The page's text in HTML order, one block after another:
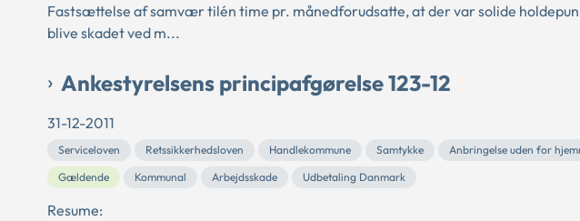
Fastsættelse af samvær tilén time pr. månedforudsatte, at der var solide
blive skadet ved m...
Ankestyrelsens principafgørelse 123-12
31-12-2011
Serviceloven Retssikkerhedsloven Handlekommune Samtykke Anbringelse uden for
Gældende
Kommunal Arbejdsskade Udbetaling Danmark
Resume: